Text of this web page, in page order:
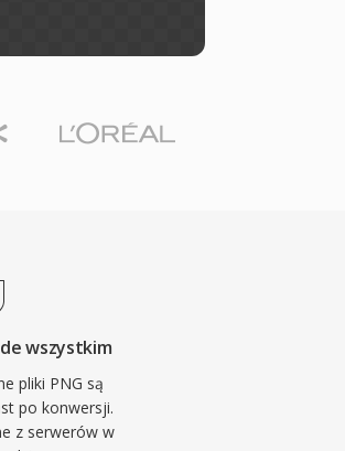
wszystkim
pliki PNG są
po konwersji.
z serwerów w